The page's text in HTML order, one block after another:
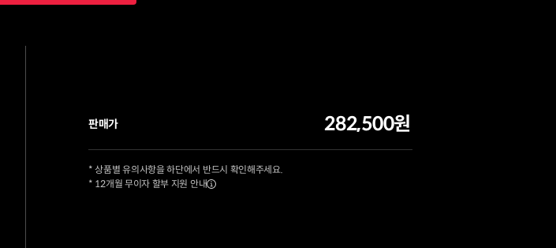
판매가 282,500원
* 상품별 유의사항을 하단에서 반드시 확인해주세요.
* 12개월 무이자 할부 지원 안내